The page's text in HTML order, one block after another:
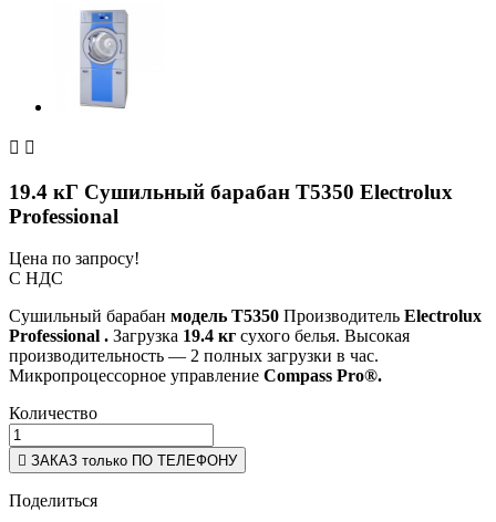
 
19.4 кГ Сушильный барабан Т5350 Electrolux
Professional
Цена по запросу!
С НДС
Сушильный барабан модель T5350 Производитель Electrolux
Professional . Загрузка 19.4 кг сухого белья. Высокая
производительность — 2 полных загрузки в час.
Микропроцессорное управление Compass Pro®.
Количество
 ЗАКАЗ только ПО ТЕЛЕФОНУ
Поделиться